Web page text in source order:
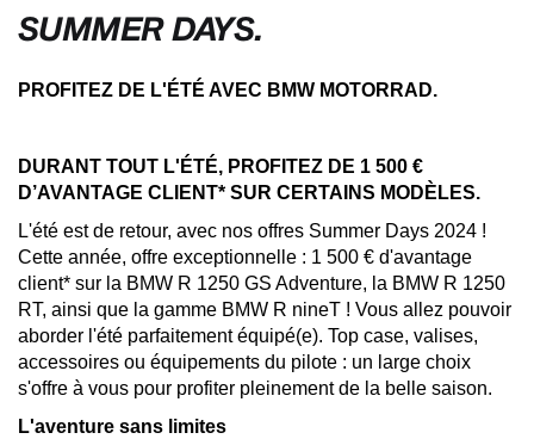
SUMMER DAYS.
PROFITEZ DE L'ÉTÉ AVEC BMW MOTORRAD.
DURANT TOUT L'ÉTÉ, PROFITEZ DE 1 500 €
D’AVANTAGE CLIENT* SUR CERTAINS MODÈLES.
L'été est de retour, avec nos offres Summer Days 2024 !
Cette année, offre exceptionnelle : 1 500 € d'avantage
client* sur la BMW R 1250 GS Adventure, la BMW R 1250
RT, ainsi que la gamme BMW R nineT ! Vous allez pouvoir
aborder l'été parfaitement équipé(e). Top case, valises,
accessoires ou équipements du pilote : un large choix
s'offre à vous pour profiter pleinement de la belle saison.
L'aventure sans limites